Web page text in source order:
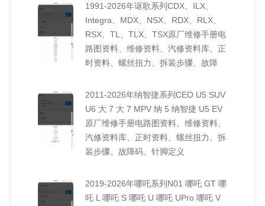
1991-2026年讴歌系列CDX、ILX、
Integra、MDX、NSX、RDX、RLX、
RSX、TL、TLX、TSX原厂维修手册电
路图资料、维修资料、汽修资料库、正
时资料、螺丝扭力、拆装步骤、故障
2011-2026年纳智捷系列CEO U5 SUV
U6 大 7 大 7 MPV 纳 5 纳智捷 U5 EV
原厂维修手册电路图资料、维修资料、
汽修资料库、正时资料、螺丝扭力、拆
装步骤、故障码、针脚定义
2019-2026年哪吒系列N01 哪吒 GT 哪
吒 L 哪吒 S 哪吒 U 哪吒 UPro 哪吒 V